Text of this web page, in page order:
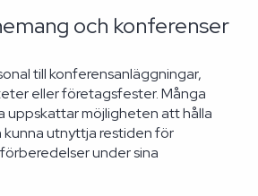
och konferenser
till konferensanläggningar,
eller företagsfester. Många
uppskattar möjligheten att hålla
kunna utnyttja restiden för
under sina